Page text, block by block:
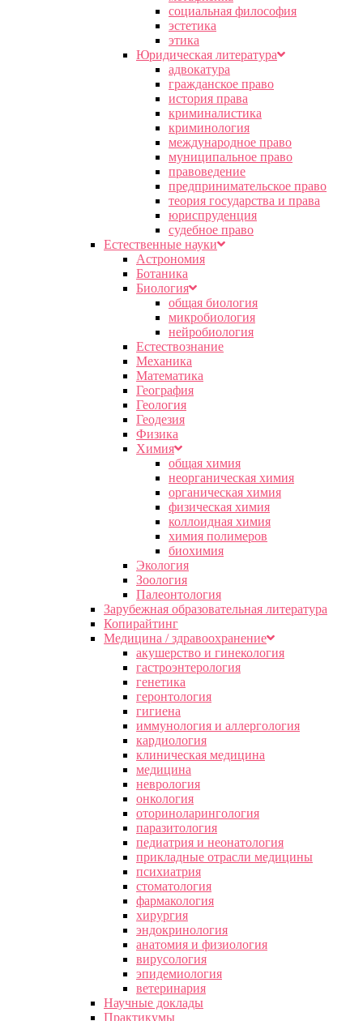
социальная философия
эстетика
этика
Юридическая литература
адвокатура
гражданское право
история права
криминалистика
криминология
международное право
муниципальное право
правоведение
предпринимательское право
теория государства и права
юриспруденция
судебное право
Естественные науки
Астрономия
Ботаника
Биология
общая биология
микробиология
нейробиология
Естествознание
Механика
Математика
География
Геология
Геодезия
Физика
Химия
общая химия
неорганическая химия
органическая химия
физическая химия
коллоидная химия
химия полимеров
биохимия
Экология
Зоология
Палеонтология
Зарубежная образовательная литература
Копирайтинг
Медицина / здравоохранение
акушерство и гинекология
гастроэнтерология
генетика
геронтология
гигиена
иммунология и аллергология
кардиология
клиническая медицина
медицина
неврология
онкология
оториноларингология
паразитология
педиатрия и неонатология
прикладные отрасли медицины
психиатрия
стоматология
фармакология
хирургия
эндокринология
анатомия и физиология
вирусология
эпидемиология
ветеринария
Научные доклады
Практикумы